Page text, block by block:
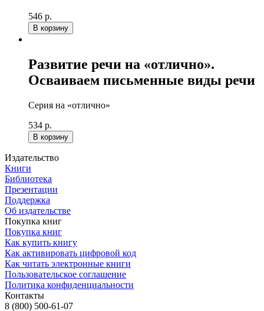
546 р.
В корзину
Развитие речи на «отлично».
Осваиваем письменные виды речи
Серия на «отлично»
534 р.
В корзину
Издательство
Книги
Библиотека
Презентации
Поддержка
Об издательстве
Покупка книг
Покупка книг
Как купить книгу
Как активировать цифровой код
Как читать электронные книги
Пользовательское соглашение
Политика конфиденциальности
Контакты
8 (800) 500-61-07